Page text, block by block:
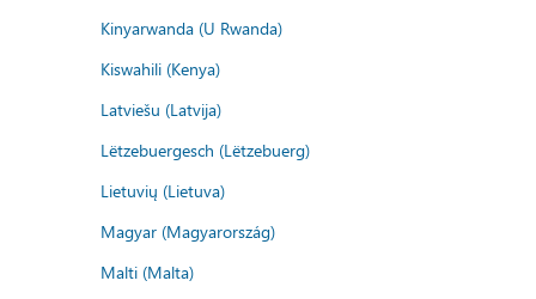
Kinyarwanda (U Rwanda)
Kiswahili (Kenya)
Latviešu (Latvija)
Lëtzebuergesch (Lëtzebuerg)
Lietuvių (Lietuva)
Magyar (Magyarország)
Malti (Malta)